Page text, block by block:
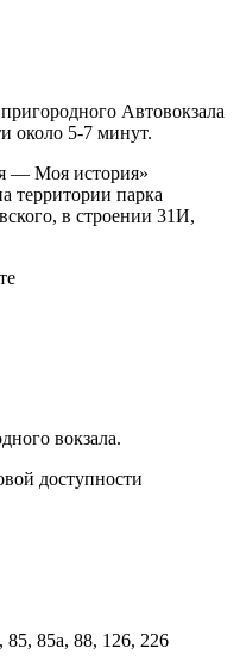
Автовокзала
около 5-7 минут.
— Моя история»
территории парка
в строении 31И,
вокзала.
доступности
85, 85а, 88, 126, 226